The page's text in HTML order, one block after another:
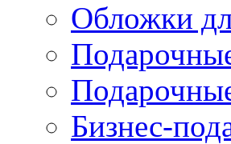
Обложки
Бизнес-